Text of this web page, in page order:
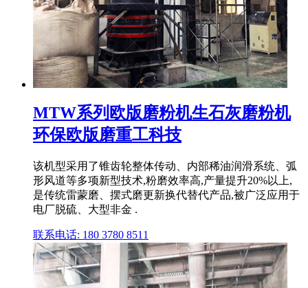
MTW系列欧版磨粉机生石灰磨粉机
环保欧版磨重工科技
该机型采用了锥齿轮整体传动、内部稀油润滑系统、弧
形风道等多项新型技术,粉磨效率高,产量提升20%以上,
是传统雷蒙磨、摆式磨更新换代替代产品,被广泛应用于
电厂脱硫、大型非金 .
联系电话: 180 3780 8511